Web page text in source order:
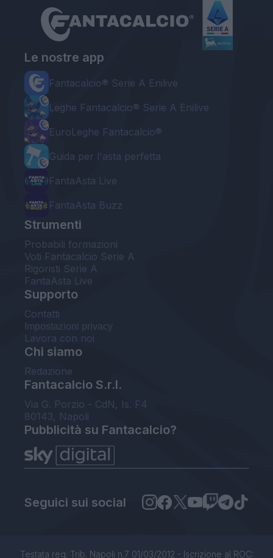
Le nostre app
Fantacalcio® Serie A Enilive
Leghe Fantacalcio® Serie A Enilive
EuroLeghe Fantacalcio®
Guida per l'asta perfetta
FantaAsta Live
FantaAsta Buzz
Strumenti
Probabili formazioni
Voti Fantacalcio Serie A
Rigoristi Serie A
FantaAsta Live
Supporto
Contatti
Impostazioni privacy
Lavora con noi
Chi siamo
Redazione
Fantacalcio S.r.l.
Via G. Porzio - CdN, Is. F4
80143, Napoli
Pubblicità su Fantacalcio?
Seguici sui social
Testata reg. Trib. Napoli n.7 01/03/2012 - Iscrizione al ROC: